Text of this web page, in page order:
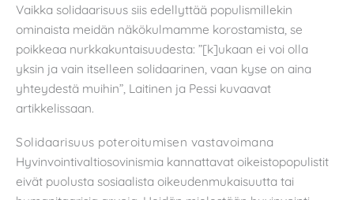
Vaikka solidaarisuus siis edellyttää populismillekin
ominaista meidän näkökulmamme korostamista, se
poikkeaa nurkkakuntaisuudesta: ”[k]ukaan ei voi olla
yksin ja vain itselleen solidaarinen, vaan kyse on aina
yhteydestä muihin”, Laitinen ja Pessi kuvaavat
artikkelissaan.
Solidaarisuus poteroitumisen vastavoimana
Hyvinvointivaltiosovinismia kannattavat oikeistopopulistit
eivät puolusta sosiaalista oikeudenmukaisuutta tai